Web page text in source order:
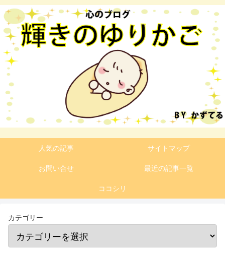
人気の記事 サイトマップ
お問い合せ 最近の記事一覧
ココシリ
カテゴリー